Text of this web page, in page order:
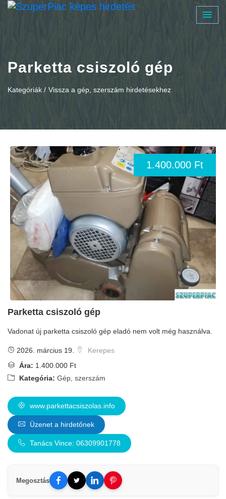
Parketta csiszoló gép
Kategóriák / Vissza a gép, szerszám hirdetésekhez
1.400.000 Ft
Parketta csiszoló gép
Vadonat új parketta csiszoló gép eladó nem volt még használva.
2026. március 19.
Kerepes
Ára: 1.400.000 Ft
Kategória: Gép, szerszám
www.parkettacsiszolas.info
Üzenet a hirdetőnek
Tanács Vince: 06309901778
Megosztás